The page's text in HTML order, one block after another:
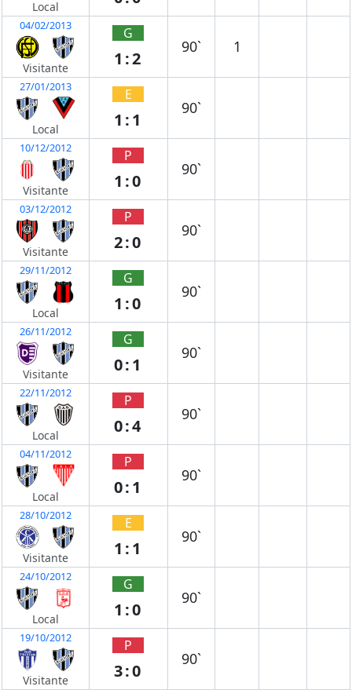
Local
04/02/2013
Visitante
G
1:2
90` 1
27/01/2013
Local
E
1:1
90`
10/12/2012
Visitante
P
1:0
90`
03/12/2012
Visitante
P
2:0
90`
29/11/2012
Local
G
1:0
90`
26/11/2012
Visitante
G
0:1
90`
22/11/2012
Local
P
0:4
90`
04/11/2012
Local
P
0:1
90`
28/10/2012
Visitante
E
1:1
90`
24/10/2012
Local
G
1:0
90`
19/10/2012
Visitante
P
3:0
90`